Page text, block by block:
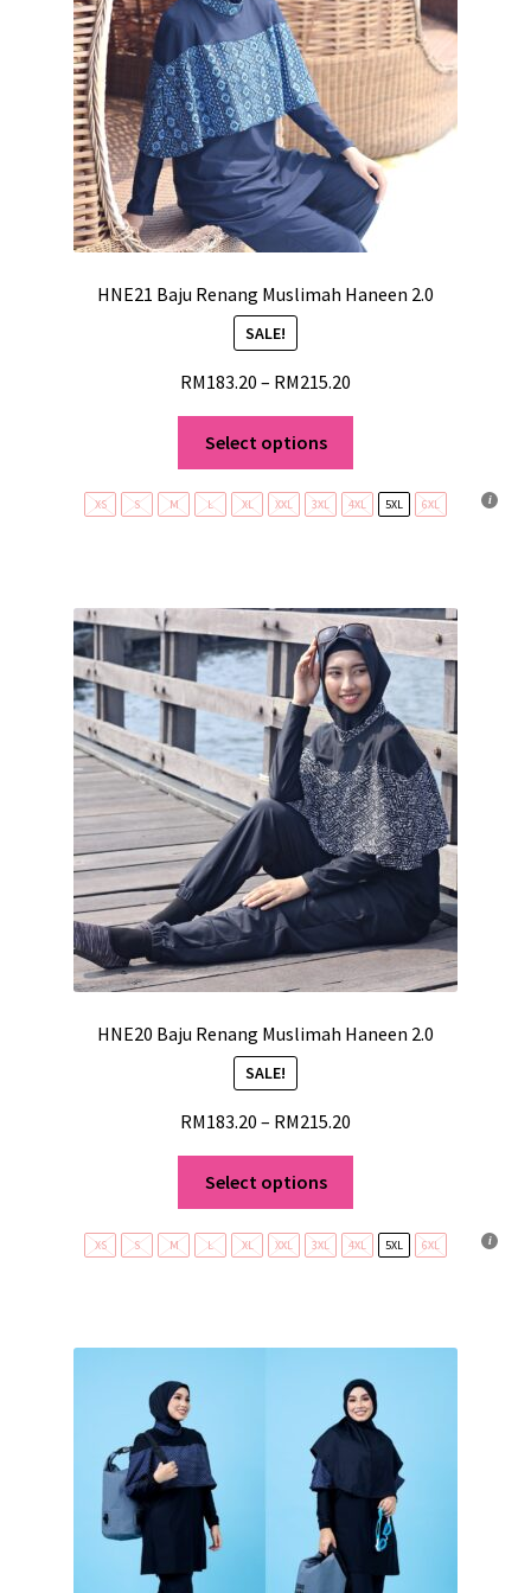
HNE21 Baju Renang Muslimah Haneen 2.0
SALE!
RM183.20 – RM215.20
Select options
XS S M L XL XXL 3XL 4XL 5XL 6XL
HNE20 Baju Renang Muslimah Haneen 2.0
SALE!
RM183.20 – RM215.20
Select options
XS S M L XL XXL 3XL 4XL 5XL 6XL